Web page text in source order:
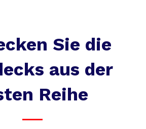
Sie die
aus der
Reihe